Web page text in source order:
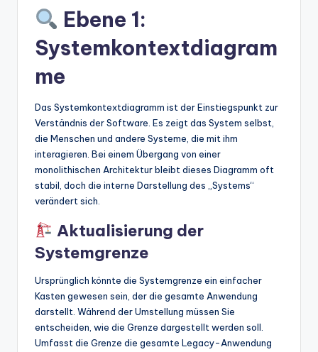
Ebene 1:
Systemkontextdiagram
me
Das Systemkontextdiagramm ist der Einstiegspunkt zur
Verständnis der Software. Es zeigt das System selbst,
die Menschen und andere Systeme, die mit ihm
interagieren. Bei einem Übergang von einer
monolithischen Architektur bleibt dieses Diagramm oft
stabil, doch die interne Darstellung des „Systems“
verändert sich.
Aktualisierung der
Systemgrenze
Ursprünglich könnte die Systemgrenze ein einfacher
Kasten gewesen sein, der die gesamte Anwendung
darstellt. Während der Umstellung müssen Sie
entscheiden, wie die Grenze dargestellt werden soll.
Umfasst die Grenze die gesamte Legacy-Anwendung